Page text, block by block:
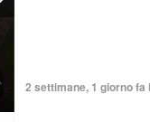
2 settimane, 1 giorno fa